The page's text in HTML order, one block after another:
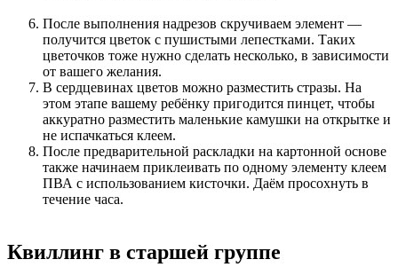
После выполнения надрезов скручиваем элемент —
получится цветок с пушистыми лепестками. Таких
цветочков тоже нужно сделать несколько, в зависимости
от вашего желания.
В сердцевинах цветов можно разместить стразы. На
этом этапе вашему ребёнку пригодится пинцет, чтобы
аккуратно разместить маленькие камушки на открытке и
не испачкаться клеем.
После предварительной раскладки на картонной основе
также начинаем приклеивать по одному элементу клеем
ПВА с использованием кисточки. Даём просохнуть в
течение часа.
Квиллинг в старшей группе